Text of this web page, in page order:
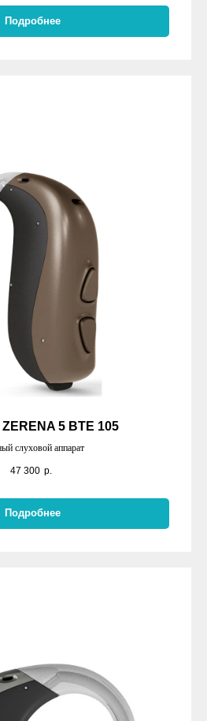
Подробнее
5 BTE 105
слуховой аппарат
47 300 р.
Подробнее